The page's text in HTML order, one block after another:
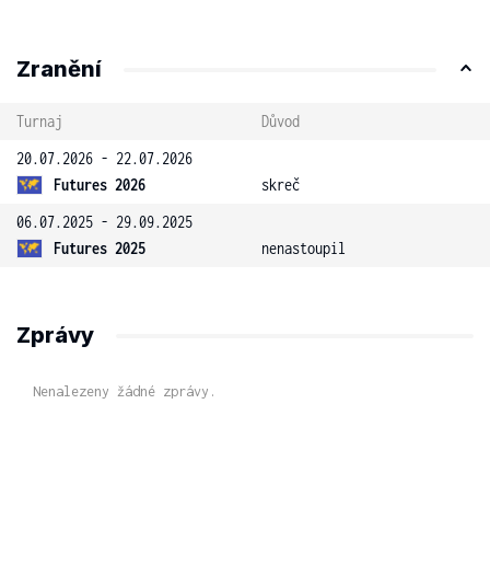
Zranění
Turnaj
Důvod
20.07.2026 - 22.07.2026
Futures 2026
skreč
06.07.2025 - 29.09.2025
Futures 2025
nenastoupil
Zprávy
Nenalezeny žádné zprávy.